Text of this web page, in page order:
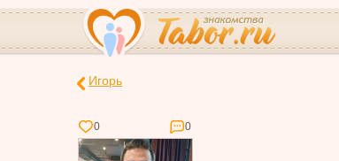
Игорь
0 0